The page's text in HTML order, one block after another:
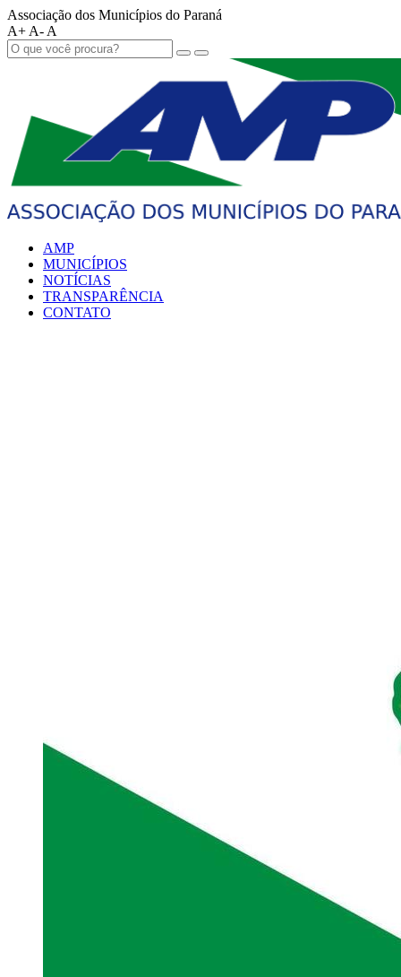
Associação dos Municípios do Paraná
A+ A- A
AMP
MUNICÍPIOS
NOTÍCIAS
TRANSPARÊNCIA
CONTATO